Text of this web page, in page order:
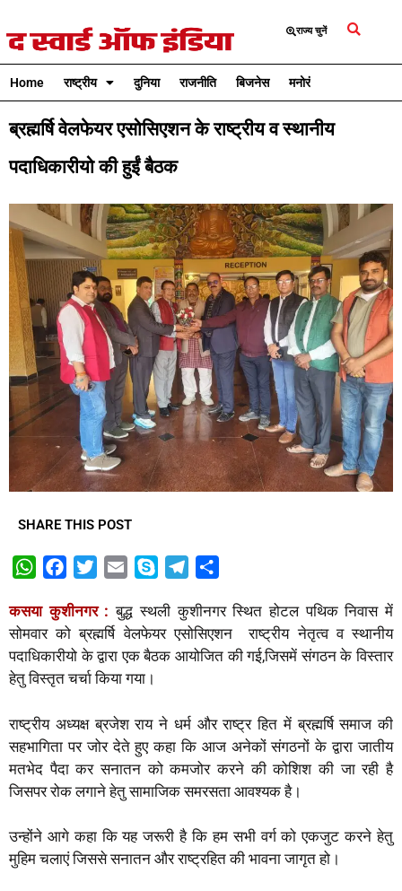
राज्य चुनें
Home राष्ट्रीय दुनिया राजनीति बिजनेस मनोरंजन
ब्रह्मर्षि वेलफेयर एसोसिएशन के राष्ट्रीय व स्थानीय
पदाधिकारीयो की हुईं बैठक
SHARE THIS POST
W
a
t
s
A
p
c
e
b
o
k
i
t
t
e
a
i
l
y
p
e
l
e
g
m
a
r
e
कसया कुशीनगर : बुद्ध स्थली कुशीनगर स्थित होटल पथिक निवास में
सोमवार को ब्रह्मर्षि वेलफेयर एसोसिएशन राष्ट्रीय नेतृत्व व स्थानीय
पदाधिकारीयो के द्वारा एक बैठक आयोजित की गई,जिसमें संगठन के विस्तार
हेतु विस्तृत चर्चा किया गया।
राष्ट्रीय अध्यक्ष ब्रजेश राय ने धर्म और राष्ट्र हित में ब्रह्मर्षि समाज की
सहभागिता पर जोर देते हुए कहा कि आज अनेकों संगठनों के द्वारा जातीय
मतभेद पैदा कर सनातन को कमजोर करने की कोशिश की जा रही है
जिसपर रोक लगाने हेतु सामाजिक समरसता आवश्यक है।
उन्होंने आगे कहा कि यह जरूरी है कि हम सभी वर्ग को एकजुट करने हेतु
मुहिम चलाएं जिससे सनातन और राष्ट्रहित की भावना जागृत हो।